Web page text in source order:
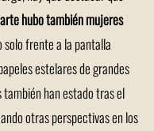
hubo también mujeres
solo frente a la pantalla
estelares de grandes
han estado tras el
otras perspectivas en los